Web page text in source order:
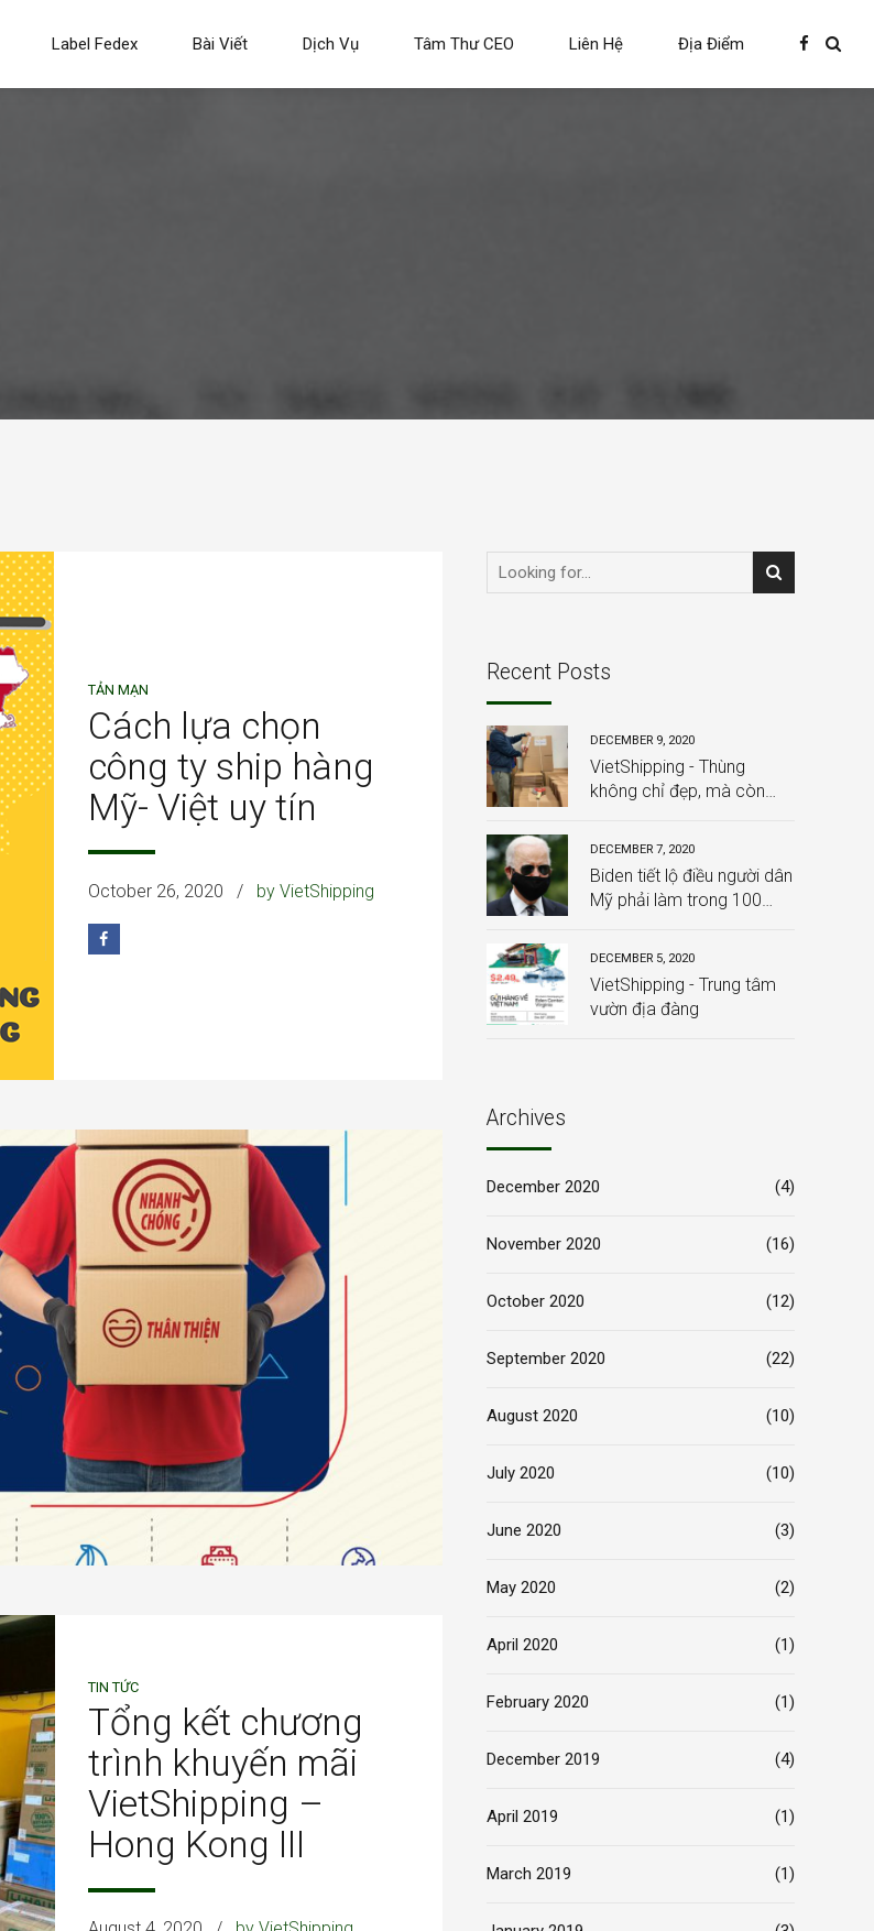
Label Fedex Bài Viết Dịch Vụ Tâm Thư CEO Liên Hệ Địa Điểm
TẢN MẠN
Cách lựa chọn
công ty ship hàng
Mỹ- Việt uy tín
October 26, 2020 by VietShipping
TIN TỨC
Tổng kết chương
trình khuyến mãi
VietShipping –
Hong Kong III
Recent Posts
DECEMBER 9, 2020
VietShipping - Thùng
không chỉ đẹp, mà còn
DECEMBER 7, 2020
Biden tiết lộ điều người dân
Mỹ phải làm trong 100
DECEMBER 5, 2020
VietShipping - Trung tâm
vườn địa đàng
Archives
December 2020 (4)
November 2020 (16)
October 2020 (12)
September 2020 (22)
August 2020 (10)
July 2020 (10)
June 2020 (3)
May 2020 (2)
April 2020 (1)
February 2020 (1)
December 2019 (4)
April 2019 (1)
March 2019 (1)